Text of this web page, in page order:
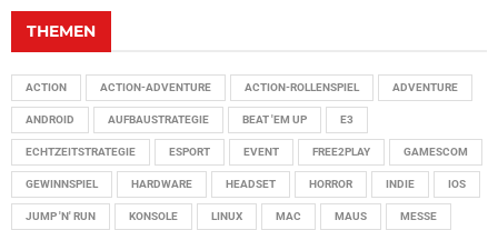
THEMEN
ACTION ACTION-ADVENTURE ACTION-ROLLENSPIEL ADVENTURE
ANDROID AUFBAUSTRATEGIE BEAT 'EM UP E3
ECHTZEITSTRATEGIE ESPORT EVENT FREE2PLAY GAMESCOM
GEWINNSPIEL HARDWARE HEADSET HORROR INDIE IOS
JUMP 'N' RUN KONSOLE LINUX MAC MAUS MESSE